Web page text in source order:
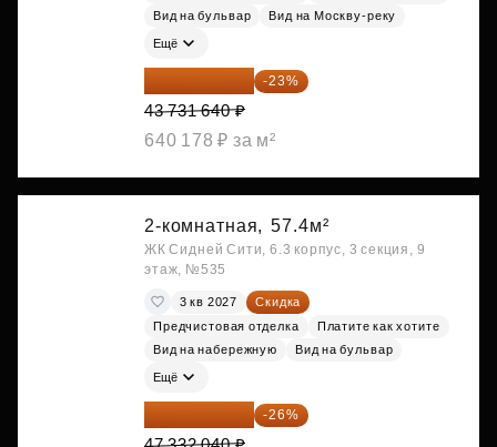
Вид на бульвар
Вид на Москву-реку
Ещё
33 673 363 ₽ -23%
43 731 640 ₽
640 178 ₽ за м²
2-комнатная, 57.4м²
ЖК Сидней Сити, 6.3 корпус, 3 секция, 9
этаж, №535
3 кв 2027
Скидка
Предчистовая отделка
Платите как хотите
Вид на набережную
Вид на бульвар
Ещё
35 025 710 ₽ -26%